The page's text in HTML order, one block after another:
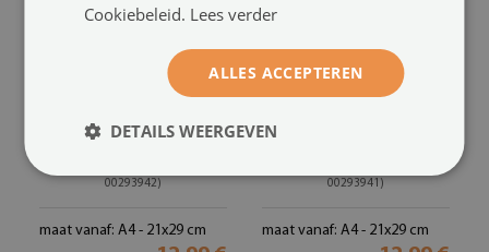
moderne vinylplaten in het
00293942)
maat vanaf: A4 - 21x29 cm
retro popart cassette met
00293941)
maat vanaf: A4 - 21x29 cm
Cookiebeleid. Lees verder
ALLES ACCEPTEREN
DETAILS WEERGEVEN